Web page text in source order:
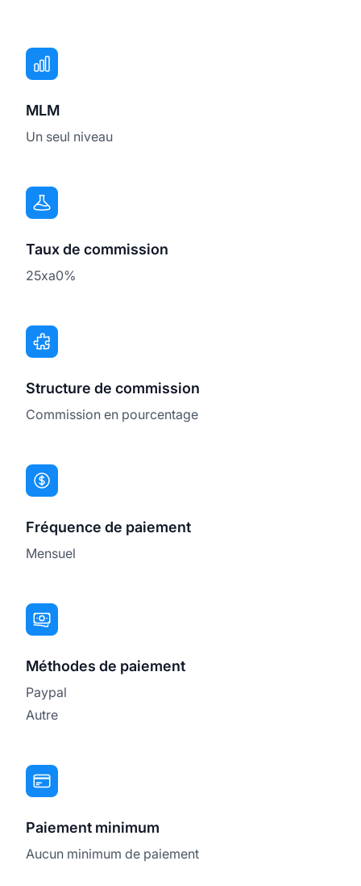
MLM
Un seul niveau
Taux de commission
25xa0%
Structure de commission
Commission en pourcentage
Fréquence de paiement
Mensuel
Méthodes de paiement
Paypal
Autre
Paiement minimum
Aucun minimum de paiement